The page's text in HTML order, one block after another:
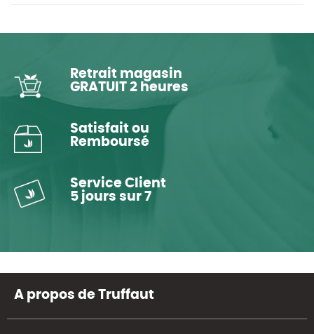
Retrait magasin
GRATUIT 2 heures
Satisfait ou
Remboursé
Service Client
5 jours sur 7
A propos de Truffaut